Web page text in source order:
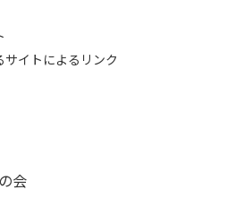
サイトによるリンク
会